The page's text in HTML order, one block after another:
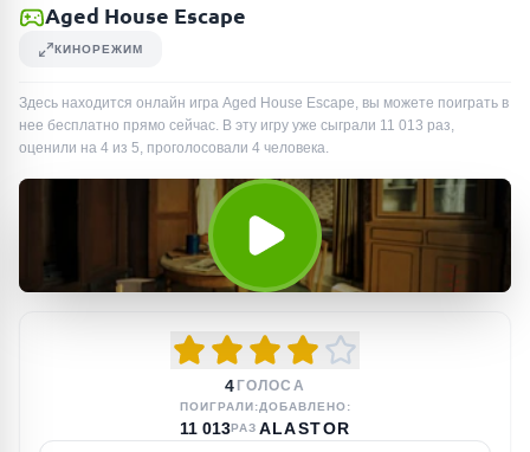
Aged House Escape
КИНОРЕЖИМ
Здесь находится онлайн игра Aged House Escape, вы можете поиграть в
нее бесплатно прямо сейчас. В эту игру уже сыграли 11 013 раз,
оценили на 4 из 5, проголосовали 4 человека.
4 ГОЛОСА
ПОИГРАЛИ:
11 013РАЗ
ДОБАВЛЕНО:
ALASTOR